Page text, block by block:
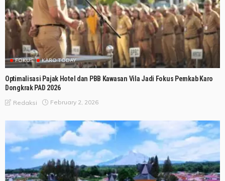
FOKUS KARO TODAY
Optimalisasi Pajak Hotel dan PBB Kawasan Vila Jadi Fokus Pemkab Karo
Dongkrak PAD 2026
Redaksi February 2, 2026